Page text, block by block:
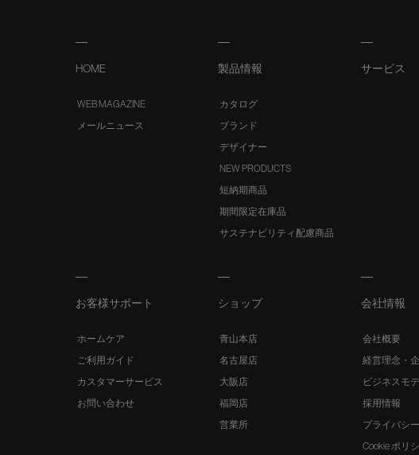
HOME
WEB MAGAZINE
メールニュース
製品情報
カタログ
ブランド
デザイナー
NEW PRODUCTS
短納期商品
期間限定在庫品
サステナビリティ配慮商品
サービス
お客様サポート
ホームケア
ご利用ガイド
カスタマーサービス
お問い合わせ
ショップ
青山本店
名古屋店
大阪店
福岡店
営業所
会社情報
会社概要
経営理念・
ビジネスモ
採用情報
プライバシ
Cookie ポリ